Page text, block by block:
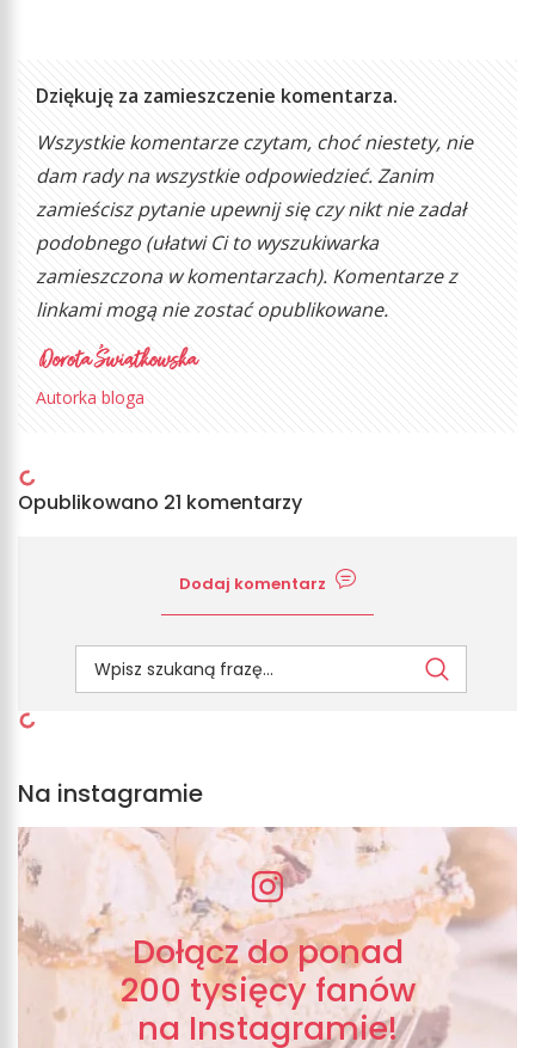
Dziękuję za zamieszczenie komentarza.
Wszystkie komentarze czytam, choć niestety, nie
dam rady na wszystkie odpowiedzieć. Zanim
zamieścisz pytanie upewnij się czy nikt nie zadał
podobnego (ułatwi Ci to wyszukiwarka
zamieszczona w komentarzach). Komentarze z
linkami mogą nie zostać opublikowane.
Autorka bloga
Opublikowano 21 komentarzy
Dodaj komentarz
Na instagramie
Dołącz do ponad
200 tysięcy fanów
na Instagramie!